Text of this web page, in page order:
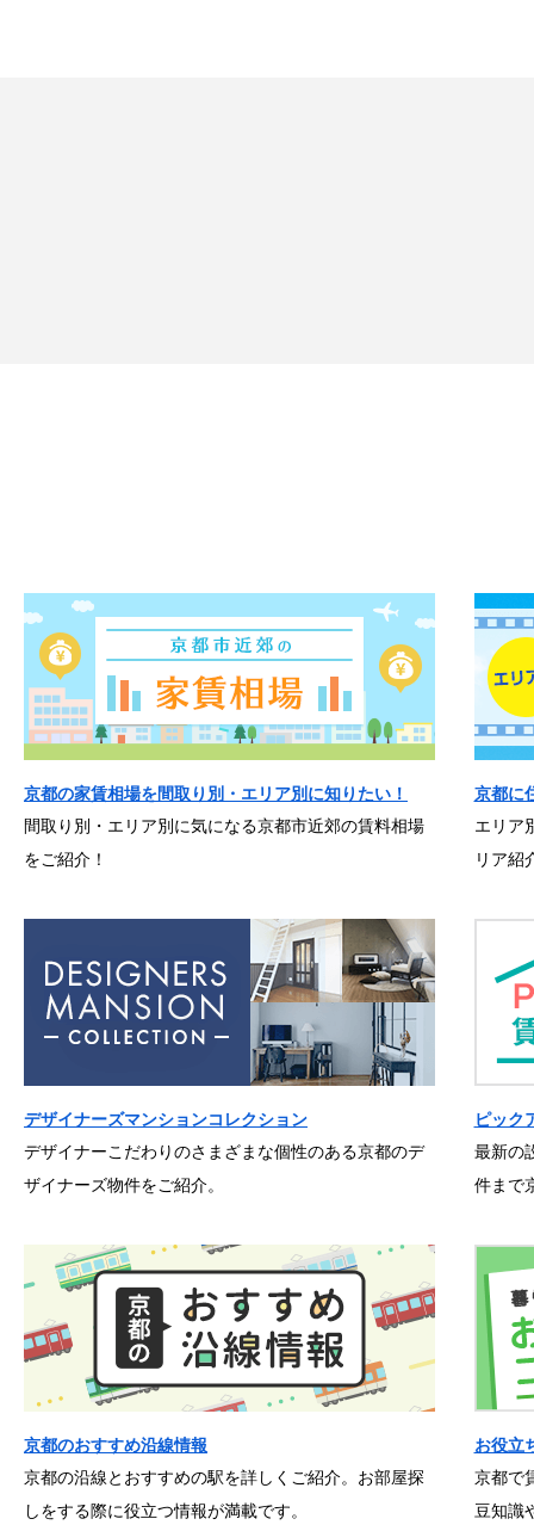
京都の家賃相場を間取り別・エリア別に知りたい！
間取り別・エリア別に気になる京都市近郊の賃料相場
をご紹介！
京都に
エリア
リア紹
デザイナーズマンションコレクション
デザイナーこだわりのさまざまな個性のある京都のデ
ザイナーズ物件をご紹介。
ピック
最新の
件まで
京都のおすすめ沿線情報
京都の沿線とおすすめの駅を詳しくご紹介。お部屋探
しをする際に役立つ情報が満載です。
お役立
京都で
豆知識